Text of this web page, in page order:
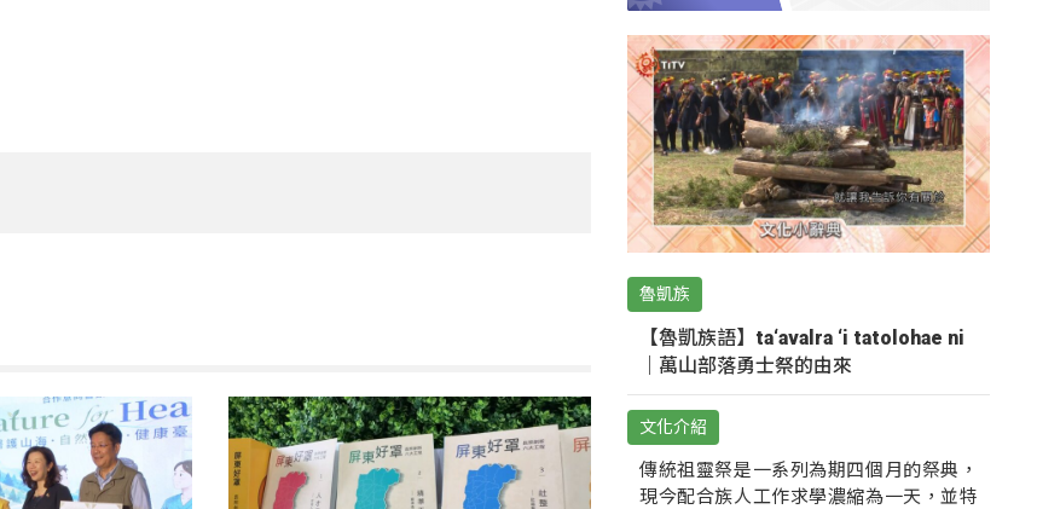
魯凱族
【魯凱族語】ta‘avalra ‘i tatolohae ni
｜萬山部落勇士祭的由來
文化介紹
傳統祖靈祭是一系列為期四個月的祭典，
現今配合族人工作求學濃縮為一天，並特